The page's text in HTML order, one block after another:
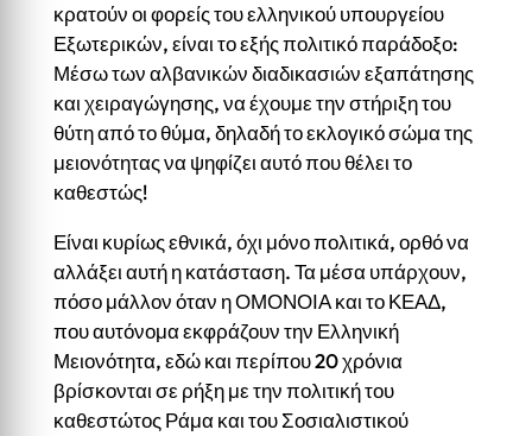
κρατούν οι φορείς του ελληνικού υπουργείου
Εξωτερικών, είναι το εξής πολιτικό παράδοξο:
Μέσω των αλβανικών διαδικασιών εξαπάτησης
και χειραγώγησης, να έχουμε την στήριξη του
θύτη από το θύμα, δηλαδή το εκλογικό σώμα της
μειονότητας να ψηφίζει αυτό που θέλει το
καθεστώς!
Είναι κυρίως εθνικά, όχι μόνο πολιτικά, ορθό να
αλλάξει αυτή η κατάσταση. Τα μέσα υπάρχουν,
πόσο μάλλον όταν η ΟΜΟΝΟΙΑ και το ΚΕΑΔ,
που αυτόνομα εκφράζουν την Ελληνική
Μειονότητα, εδώ και περίπου 20 χρόνια
βρίσκονται σε ρήξη με την πολιτική του
καθεστώτος Ράμα και του Σοσιαλιστικού